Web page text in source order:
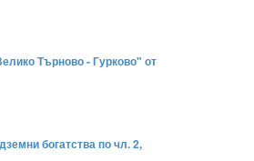
Търново - Гурково" от
богатства по чл. 2,